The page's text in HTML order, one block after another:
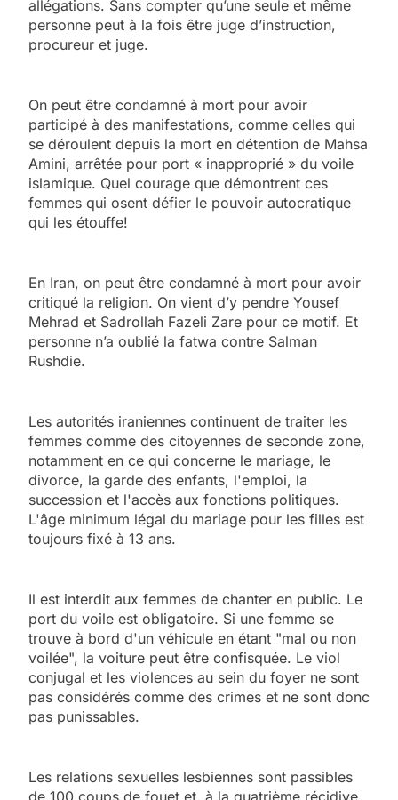
allégations. Sans compter qu’une seule et même
personne peut à la fois être juge d’instruction,
procureur et juge.
On peut être condamné à mort pour avoir
participé à des manifestations, comme celles qui
se déroulent depuis la mort en détention de Mahsa
Amini, arrêtée pour port « inapproprié » du voile
islamique. Quel courage que démontrent ces
femmes qui osent défier le pouvoir autocratique
qui les étouffe!
En Iran, on peut être condamné à mort pour avoir
critiqué la religion. On vient d’y pendre Yousef
Mehrad et Sadrollah Fazeli Zare pour ce motif. Et
personne n’a oublié la fatwa contre Salman
Rushdie.
Les autorités iraniennes continuent de traiter les
femmes comme des citoyennes de seconde zone,
notamment en ce qui concerne le mariage, le
divorce, la garde des enfants, l'emploi, la
succession et l'accès aux fonctions politiques.
L'âge minimum légal du mariage pour les filles est
toujours fixé à 13 ans.
Il est interdit aux femmes de chanter en public. Le
port du voile est obligatoire. Si une femme se
trouve à bord d'un véhicule en étant "mal ou non
voilée", la voiture peut être confisquée. Le viol
conjugal et les violences au sein du foyer ne sont
pas considérés comme des crimes et ne sont donc
pas punissables.
Les relations sexuelles lesbiennes sont passibles